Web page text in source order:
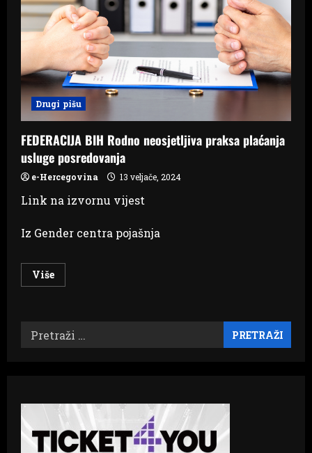
Drugi pišu
FEDERACIJA BIH Rodno neosjetljiva praksa plaćanja
usluge posredovanja
e-Hercegovina 13 veljače, 2024
Link na izvornu vijest
Iz Gender centra pojašnja
VišeRead
more
Rodno
neosjetljiva
praksa
plaćanja
Pretraži: